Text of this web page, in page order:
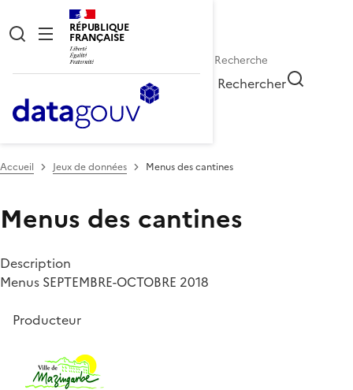
RÉPUBLIQUE
FRANÇAISE
Rechercher
Accueil Jeux de données Menus des cantines
Menus des cantines
Description
Menus SEPTEMBRE-OCTOBRE 2018
Producteur